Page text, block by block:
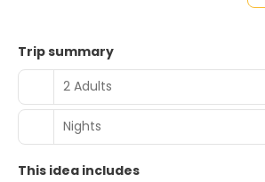
Trip summary
2 Adults
Nights
This idea includes